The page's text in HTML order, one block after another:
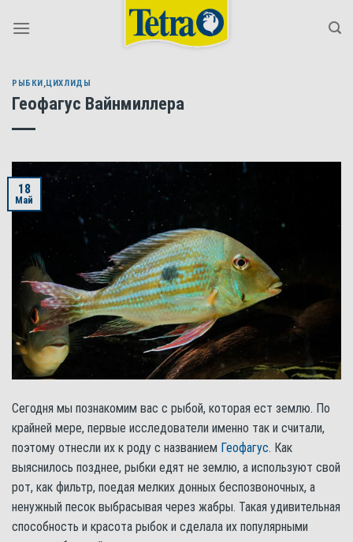
РЫБКИ,ЦИХЛИДЫ
Геофагус Вайнмиллера
18
Май
Сегодня мы познакомим вас с рыбой, которая ест землю. По
крайней мере, первые исследователи именно так и считали,
поэтому отнесли их к роду с названием Геофагус. Как
выяснилось позднее, рыбки едят не землю, а используют свой
рот, как фильтр, поедая мелких донных беспозвоночных, а
ненужный песок выбрасывая через жабры. Такая удивительная
способность и красота рыбок и сделала их популярными